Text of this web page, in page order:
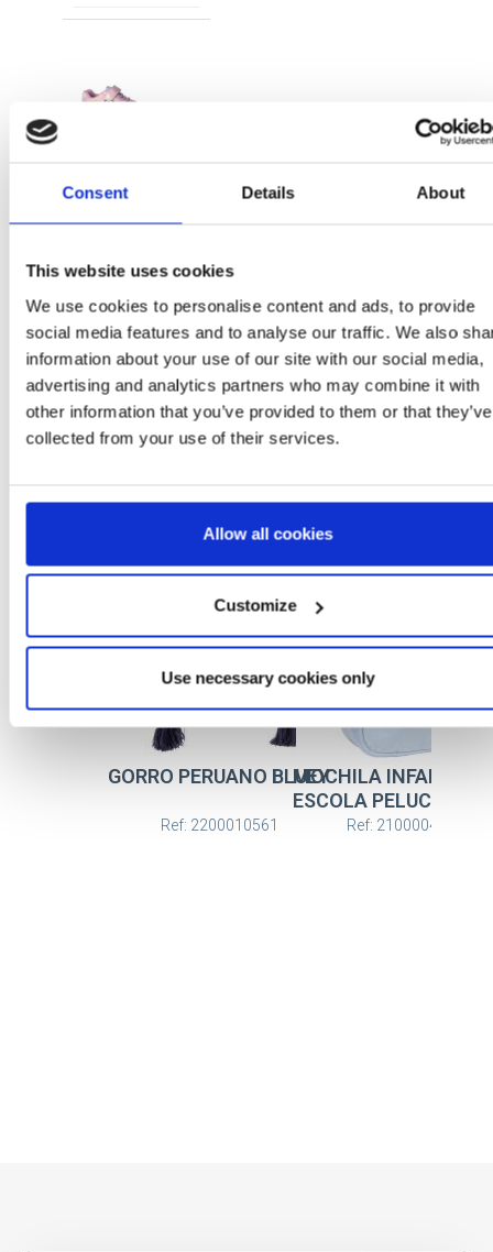
Consent Details About
This website uses cookies
We use cookies to personalise content and ads, to provide
social media features and to analyse our traffic. We also
information about your use of our site with our social media,
advertising and analytics partners who may combine it with
other information that you’ve provided to them or that they’ve
collected from your use of their services.
Allow all cookies
Customize
Use necessary cookies only
2300006906
LILAC
8445484577563
Mais artigos BLUEY
GORRO PERUANO BLUEY
Ref: 2200010561
MOCHILA INFANTIL
ESCOLA PELUCHE
Ref: 2100004866